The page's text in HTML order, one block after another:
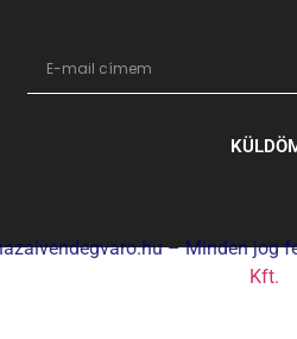
– Minden jog
Kft.